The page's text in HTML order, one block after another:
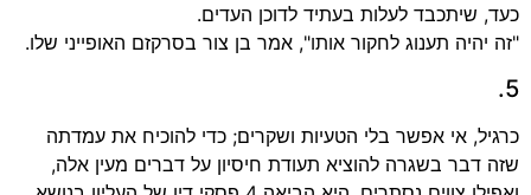
כעד, שיתכבד לעלות בעתיד לדוכן העדים.
"זה יהיה תענוג לחקור אותו", אמר בן צור בסרקזם האופייני שלו.
5.
כרגיל, אי אפשר בלי הטעיות ושקרים; כדי להוכיח את עמדתה
שזה דבר בשגרה להוציא תעודת חיסיון על דברים מעין אלה,